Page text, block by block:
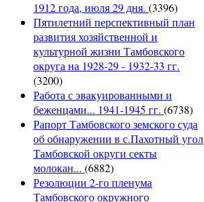
1912 года, июля 29 дня. (3396)
Пятилетний перспективный план
развития хозяйственной и
культурной жизни Тамбовского
округа на 1928-29 - 1932-33 гг.
(3200)
Работа с эвакуированными и
беженцами... 1941-1945 гг. (6738)
Рапорт Тамбовского земского суда
об обнаружении в с.Пахотный угол
Тамбовской округи секты
молокан... (6882)
Резолюции 2-го пленума
Тамбовского окружного